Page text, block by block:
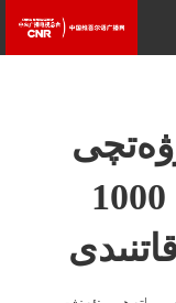
پويىزى جەمئىي 1000